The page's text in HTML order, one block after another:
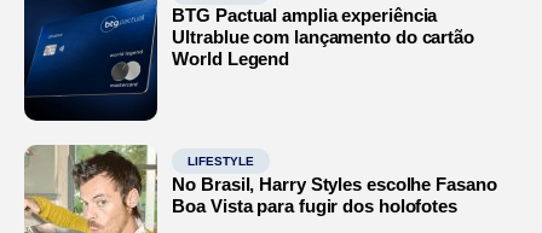
BTG Pactual amplia experiência
Ultrablue com lançamento do cartão
World Legend
LIFESTYLE
No Brasil, Harry Styles escolhe Fasano
Boa Vista para fugir dos holofotes